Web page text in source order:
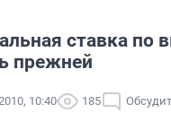
ставка по
прежней
10:40 185